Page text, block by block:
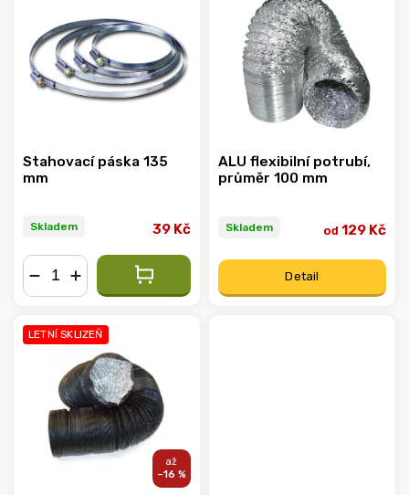
Stahovací páska 135
mm
Skladem 39 Kč
ALU flexibilní potrubí,
průměr 100 mm
Skladem od 129 Kč
Detail
LETNÍ SKLIZEŇ
–16 %